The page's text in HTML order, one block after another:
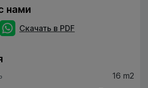
нами
Скачать в PDF
16 m2